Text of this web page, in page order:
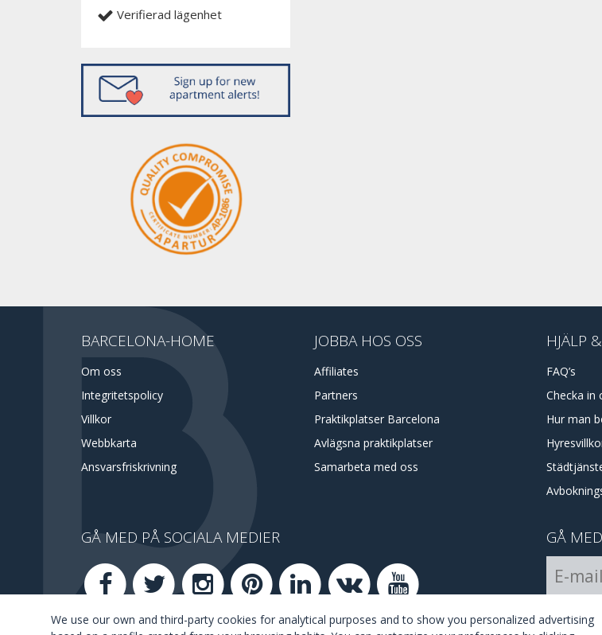
Verifierad lägenhet
BARCELONA-HOME
Om oss
Integritetspolicy
Villkor
Webbkarta
Ansvarsfriskrivning
JOBBA HOS OSS
Affiliates
Partners
Praktikplatser Barcelona
Avlägsna praktikplatser
Samarbeta med oss
HJÄLP
FAQ’s
Checka in
Hur man
GÅ MED PÅ SOCIALA MEDIER GÅ
We use our own and third-party cookies for analytical purposes and to show you personalized advertising